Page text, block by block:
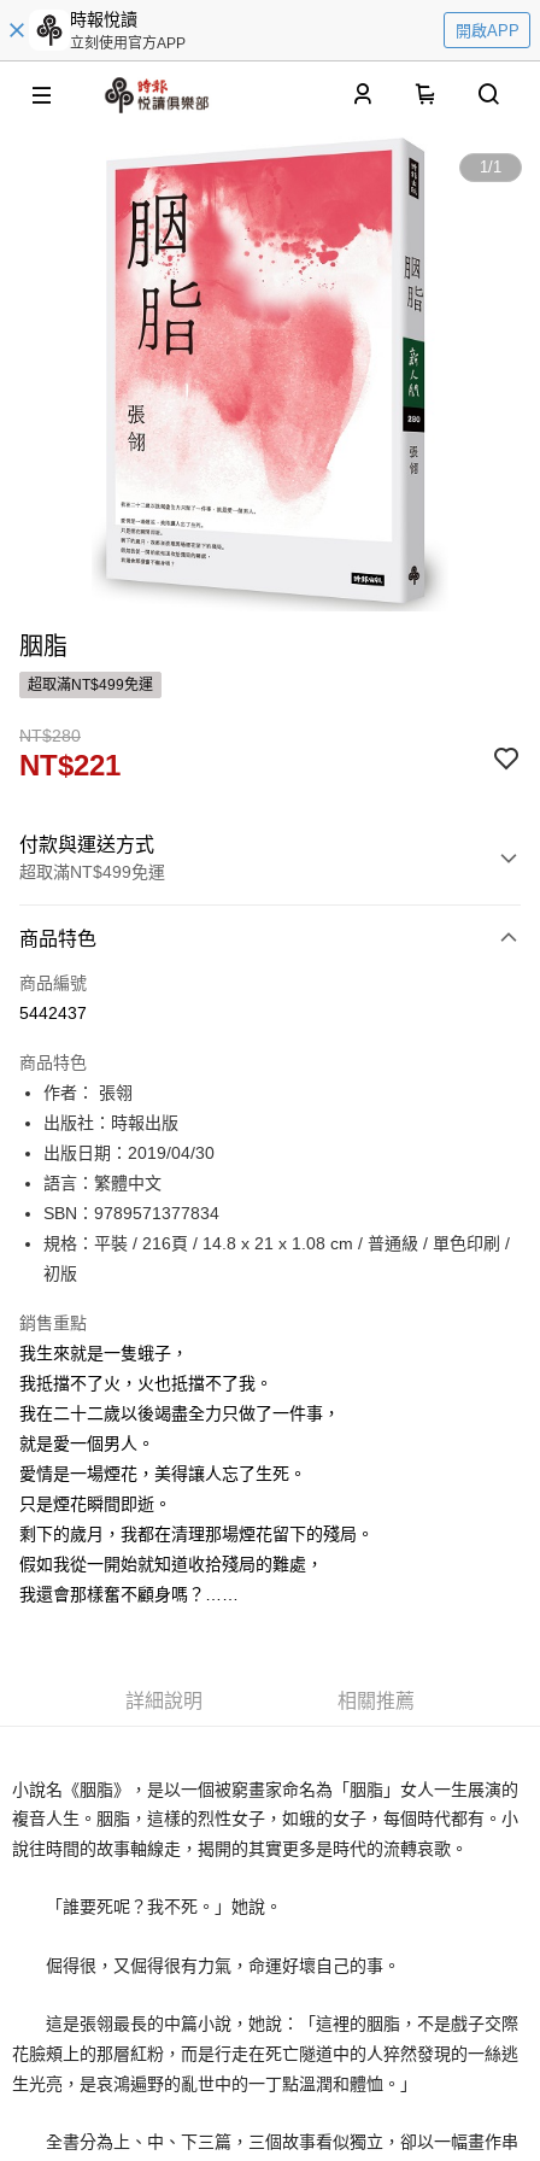
時報悅讀
立刻使用官方APP
開啟APP
1/1
胭脂
超取滿NT$499免運
NT$280
NT$221
付款與運送方式
超取滿NT$499免運
信用卡一次付款
ATM付款
運送方式
付款後全家取貨
每筆NT$60，滿NT$499(含以上)免運費
付款後7-11取貨
每筆NT$60，滿NT$499(含以上)免運費
宅配
每筆NT$100，滿NT$499(含以上)免運費
商品特色
商品編號
5442437
商品特色
作者： 張翎
出版社：時報出版
出版日期：2019/04/30
語言：繁體中文
SBN：9789571377834
規格：平裝 / 216頁 / 14.8 x 21 x 1.08 cm / 普通級 / 單色印刷 /
初版
銷售重點
我生來就是一隻蛾子，
我抵擋不了火，火也抵擋不了我。
我在二十二歲以後竭盡全力只做了一件事，
就是愛一個男人。
愛情是一場煙花，美得讓人忘了生死。
只是煙花瞬間即逝。
剩下的歲月，我都在清理那場煙花留下的殘局。
假如我從一開始就知道收拾殘局的難處，
我還會那樣奮不顧身嗎？……
詳細說明 相關推薦
小說名《胭脂》，是以一個被窮畫家命名為「胭脂」女人一生展演的
複音人生。胭脂，這樣的烈性女子，如蛾的女子，每個時代都有。小
說往時間的故事軸線走，揭開的其實更多是時代的流轉哀歌。
「誰要死呢？我不死。」她說。
倔得很，又倔得很有力氣，命運好壞自己的事。
這是張翎最長的中篇小說，她說：「這裡的胭脂，不是戲子交際
花臉頰上的那層紅粉，而是行走在死亡隧道中的人猝然發現的一絲逃
生光亮，是哀鴻遍野的亂世中的一丁點溫潤和體恤。」
全書分為上、中、下三篇，三個故事看似獨立，卻以一幅畫作串